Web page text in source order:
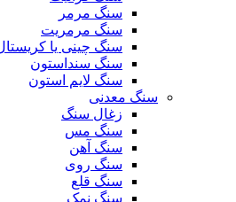
سنگ مرمر
سنگ مرمریت
سنگ چینی یا
سنگ سنداستون
سنگ لایم استون
سنگ معدنی
زغال سنگ
سنگ مس
سنگ آهن
سنگ روی
سنگ قلع
سنگ نمک